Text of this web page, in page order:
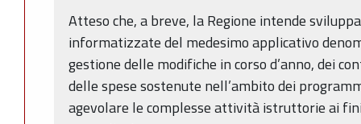
Atteso che, a breve, la Regione intende
informatizzate del medesimo applicativo
gestione delle modifiche in corso d’anno, dei
delle spese sostenute nell’ambito dei
agevolare le complesse attività istruttorie ai